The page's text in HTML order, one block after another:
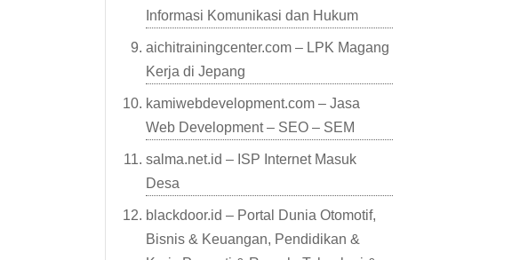
Informasi Komunikasi dan Hukum
aichitrainingcenter.com – LPK Magang
Kerja di Jepang
kamiwebdevelopment.com – Jasa
Web Development – SEO – SEM
salma.net.id – ISP Internet Masuk
Desa
blackdoor.id – Portal Dunia Otomotif,
Bisnis & Keuangan, Pendidikan &